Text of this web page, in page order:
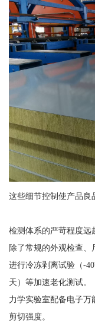
这些细节控制使产品良
检测体系的严苛程度远
除了常规的外观检查、
进行冷冻剥离试验（-
天）等加速老化测试。
力学实验室配备电子万
剪切强度。